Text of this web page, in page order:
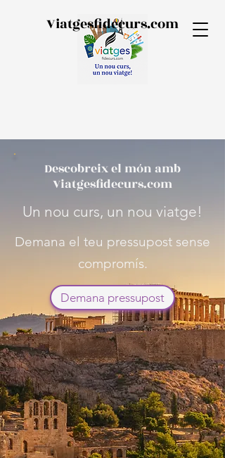
Viatgesfidecurs.com
Descobreix el món amb
Viatgesfidecurs.com
Un nou curs, un nou viatge!
Demana el teu pressupost sense
compromís.
Demana pressupost